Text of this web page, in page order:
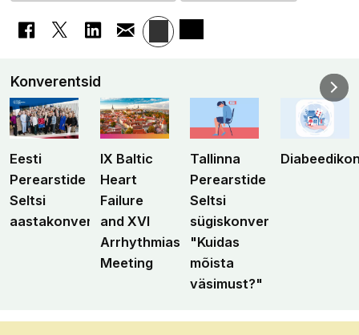
Konverentsid
Eesti
Perearstide
Seltsi
aastakonverents
IX Baltic
Heart
Failure
and XVI
Arrhythmias
Meeting
Tallinna
Perearstide
Seltsi
sügiskonverents
"Kuidas
mõista
väsimust?"